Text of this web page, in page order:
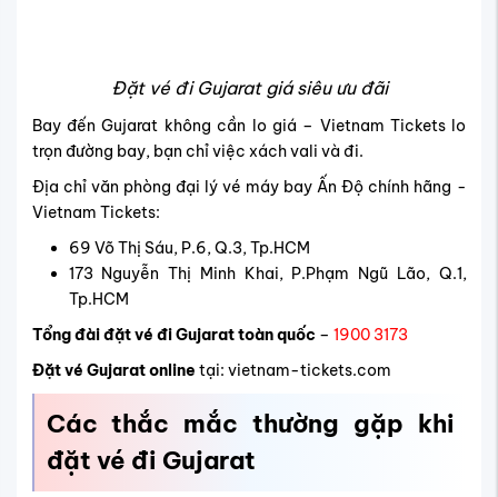
Đặt vé đi Gujarat giá siêu ưu đãi
Bay đến Gujarat không cần lo giá – Vietnam Tickets lo
trọn đường bay, bạn chỉ việc xách vali và đi.
Địa chỉ văn phòng đại lý vé máy bay Ấn Độ chính hãng -
Vietnam Tickets:
69 Võ Thị Sáu, P.6, Q.3, Tp.HCM
173 Nguyễn Thị Minh Khai, P.Phạm Ngũ Lão, Q.1,
Tp.HCM
Tổng đài đặt vé đi Gujarat toàn quốc – 1900 3173
Đặt vé Gujarat online tại: vietnam-tickets.com
Các thắc mắc thường gặp khi
đặt vé đi Gujarat